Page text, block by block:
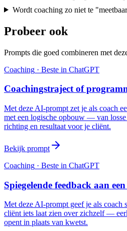
Wordt coaching zo niet te
Probeer ook
Prompts die goed combineren met
Coaching · Beste in ChatGPT
Coachingstraject of
Met deze AI-prompt zet je als coach
met een logische opbouw — van losse
richting en resultaat voor je cliënt.
Bekijk prompt
Coaching · Beste in ChatGPT
Spiegelende feedback aan
Met deze AI-prompt geef je als coach
cliënt iets laat zien over zichzelf —
opent in plaats van kwetst.